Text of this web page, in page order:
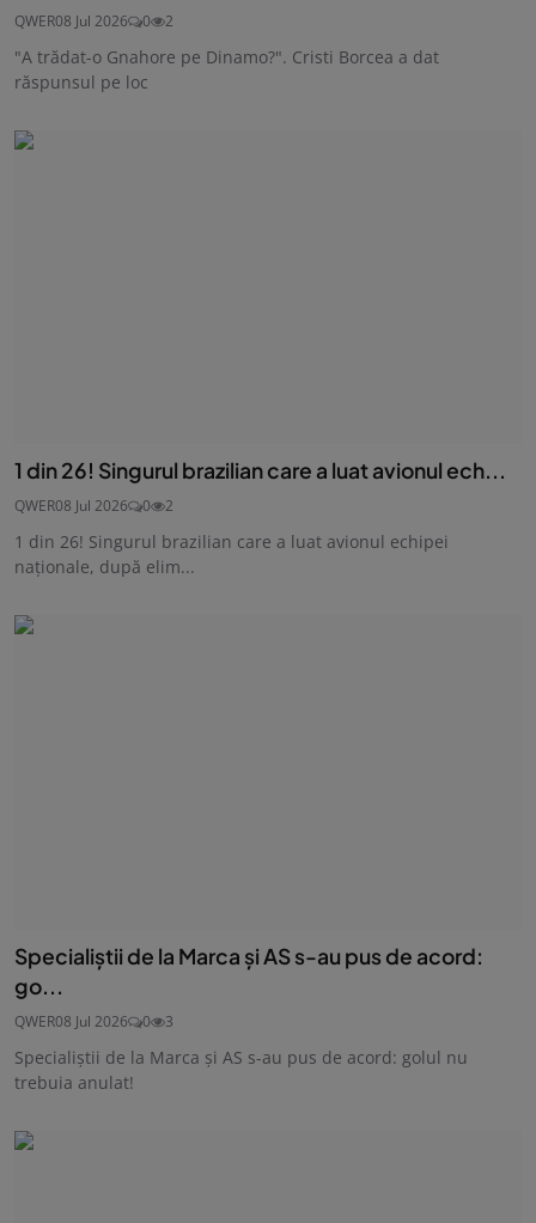
QWER08 Jul 2026 0 2
"A trădat-o Gnahore pe Dinamo?". Cristi Borcea a dat
răspunsul pe loc
1 din 26! Singurul brazilian care a luat avionul ech...
QWER08 Jul 2026 0 2
1 din 26! Singurul brazilian care a luat avionul echipei
naționale, după elim...
Specialiștii de la Marca și AS s-au pus de acord:
go...
QWER08 Jul 2026 0 3
Specialiștii de la Marca și AS s-au pus de acord: golul nu
trebuia anulat!